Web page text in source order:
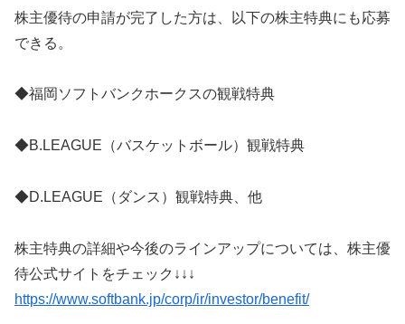
株主優待の申請が完了した方は、以下の株主特典にも応募
できる。
◆福岡ソフトバンクホークスの観戦特典
◆B.LEAGUE（バスケットボール）観戦特典
◆D.LEAGUE（ダンス）観戦特典、他
株主特典の詳細や今後のラインアップについては、株主優
待公式サイトをチェック↓↓↓
https://www.softbank.jp/corp/ir/investor/benefit/